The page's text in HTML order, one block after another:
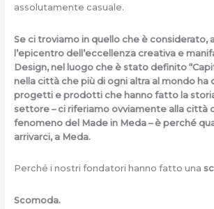
assolutamente casuale.
Se ci troviamo in quello che è considerato,
l’epicentro dell’eccellenza creativa e
Design, nel luogo che è stato definito
nella città che più di ogni altra al mondo ha
progetti e prodotti che hanno fatto la
settore – ci riferiamo ovviamente alla città
fenomeno del Made in Meda – è perché
arrivarci, a Meda.
Perché i nostri fondatori hanno fatto una
Scomoda.